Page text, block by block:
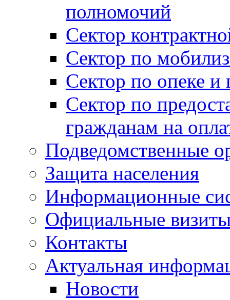
полномочий
Сектор
Сектор по
Сектор по опеке и
Сектор по
гражданам на
Подведомственные
Защита населения
Информационные
Официальные
Контакты
Актуальная
Новости